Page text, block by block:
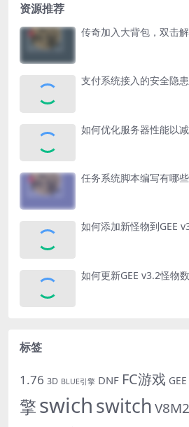
资源推荐
传奇加入大背包，双击
支付系统接入的安全隐
如何优化服务器性能以
任务系统脚本编写有哪
如何添加新怪物到GEE
如何更新GEE v3.2怪物
标签
1.76 3D BLUE引擎 DNF FC游戏 GEE
擎swichswitch